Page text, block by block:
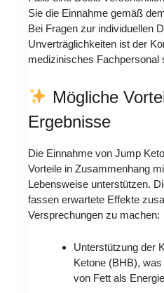
Sie die Einnahme gemäß
Bei Fragen zur individuellen
Unverträglichkeiten ist der
medizinisches Fachpersonal
Mögliche
Ergebnisse
Die Einnahme von Jump
Vorteile in Zusammenhang
Lebensweise unterstützen.
fassen erwartete Effekte
Versprechungen zu machen:
Unterstützung der
Ketone (BHB),
von Fett als